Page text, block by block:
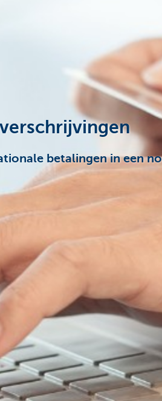
betalingen in een